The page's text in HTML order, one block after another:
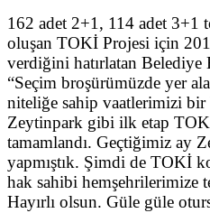
162 adet 2+1, 114 adet 3+1
oluşan TOKİ Projesi için
verdiğini hatırlatan Belediye
“Seçim broşürümüzde yer
niteliğe sahip vaatlerimizi
Zeytinpark gibi ilk etap
tamamlandı. Geçtiğimiz ay
yapmıştık. Şimdi de TOKİ
hak sahibi hemşehrilerimize
Hayırlı olsun. Güle güle